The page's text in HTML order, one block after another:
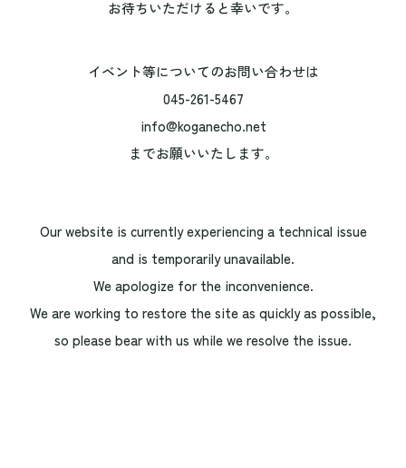
お待ちいただけると幸いです。
イベント等についてのお問い合わせは
045-261-5467
info@koganecho.net
までお願いいたします。
Our website is currently experiencing a technical issue
and is temporarily unavailable.
We apologize for the inconvenience.
We are working to restore the site as quickly as possible,
so please bear with us while we resolve the issue.